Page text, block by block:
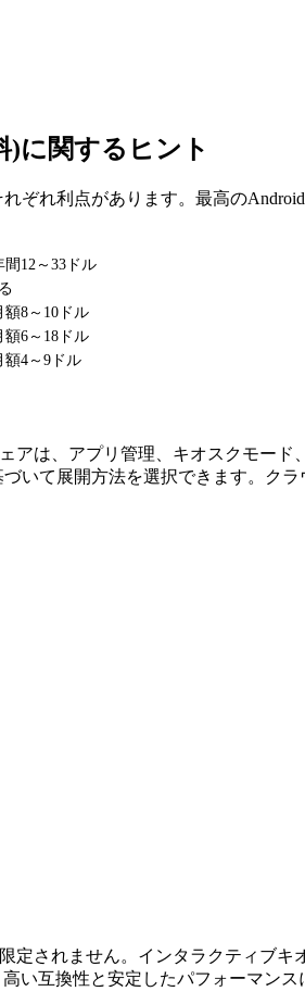
に関するヒント
ぞれ利点があります。最高の
12～33ドル
額8～10ドル
額6～18ドル
額4～9ドル
アは、アプリ管理、キオスクモー
いて展開方法を選択できます。ク
定されません。インタラクティブ
い互換性と安定したパフォーマン